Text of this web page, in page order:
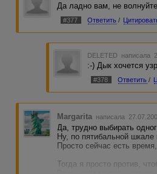
Да ладно вам, не
#377 Ответить /
DELETED написала
:-) Дык хочется
#378 Ответить /
Margarita написала
Да, трудно выбирать
Ну, по пятибальной шкале
Просто сейчас есть
Тогда я просто против,